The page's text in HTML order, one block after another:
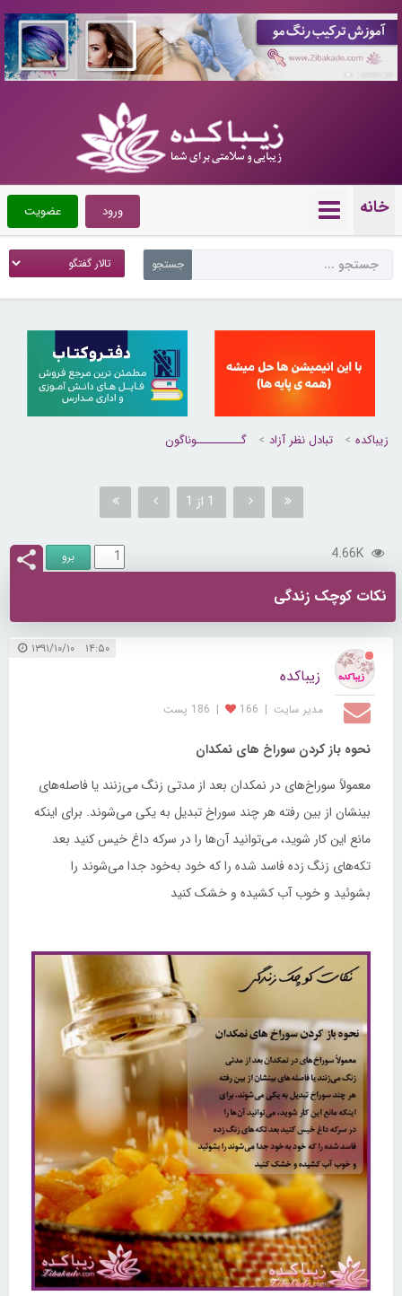
خانه عضویت ورود
زیباکده تبادل نظر آزاد گــــــــــوناگون
1 از 1
4.66K
نکات کوچک زندگی
۱۴:۵۰ ۱۳۹۱/۱۰/۱۰
زیباکده
مدیر سایت |
166
| 186 پست
نحوه باز کردن سوراخ های نمکدان
معمولاً سوراخ‌های در نمکدان بعد از مدتی زنگ می‌زنند یا فاصله‌های
بینشان از بین رفته هر چند سوراخ تبدیل به یکی می‌شوند. برای اینکه
مانع این کار شوید، می‌توانید آن‌ها را در سرکه داغ خیس کنید بعد
تکه‌های زنگ زده فاسد شده را که خود به‌خود جدا می‌شوند را
بشوئید و خوب آب کشیده و خشک کنید